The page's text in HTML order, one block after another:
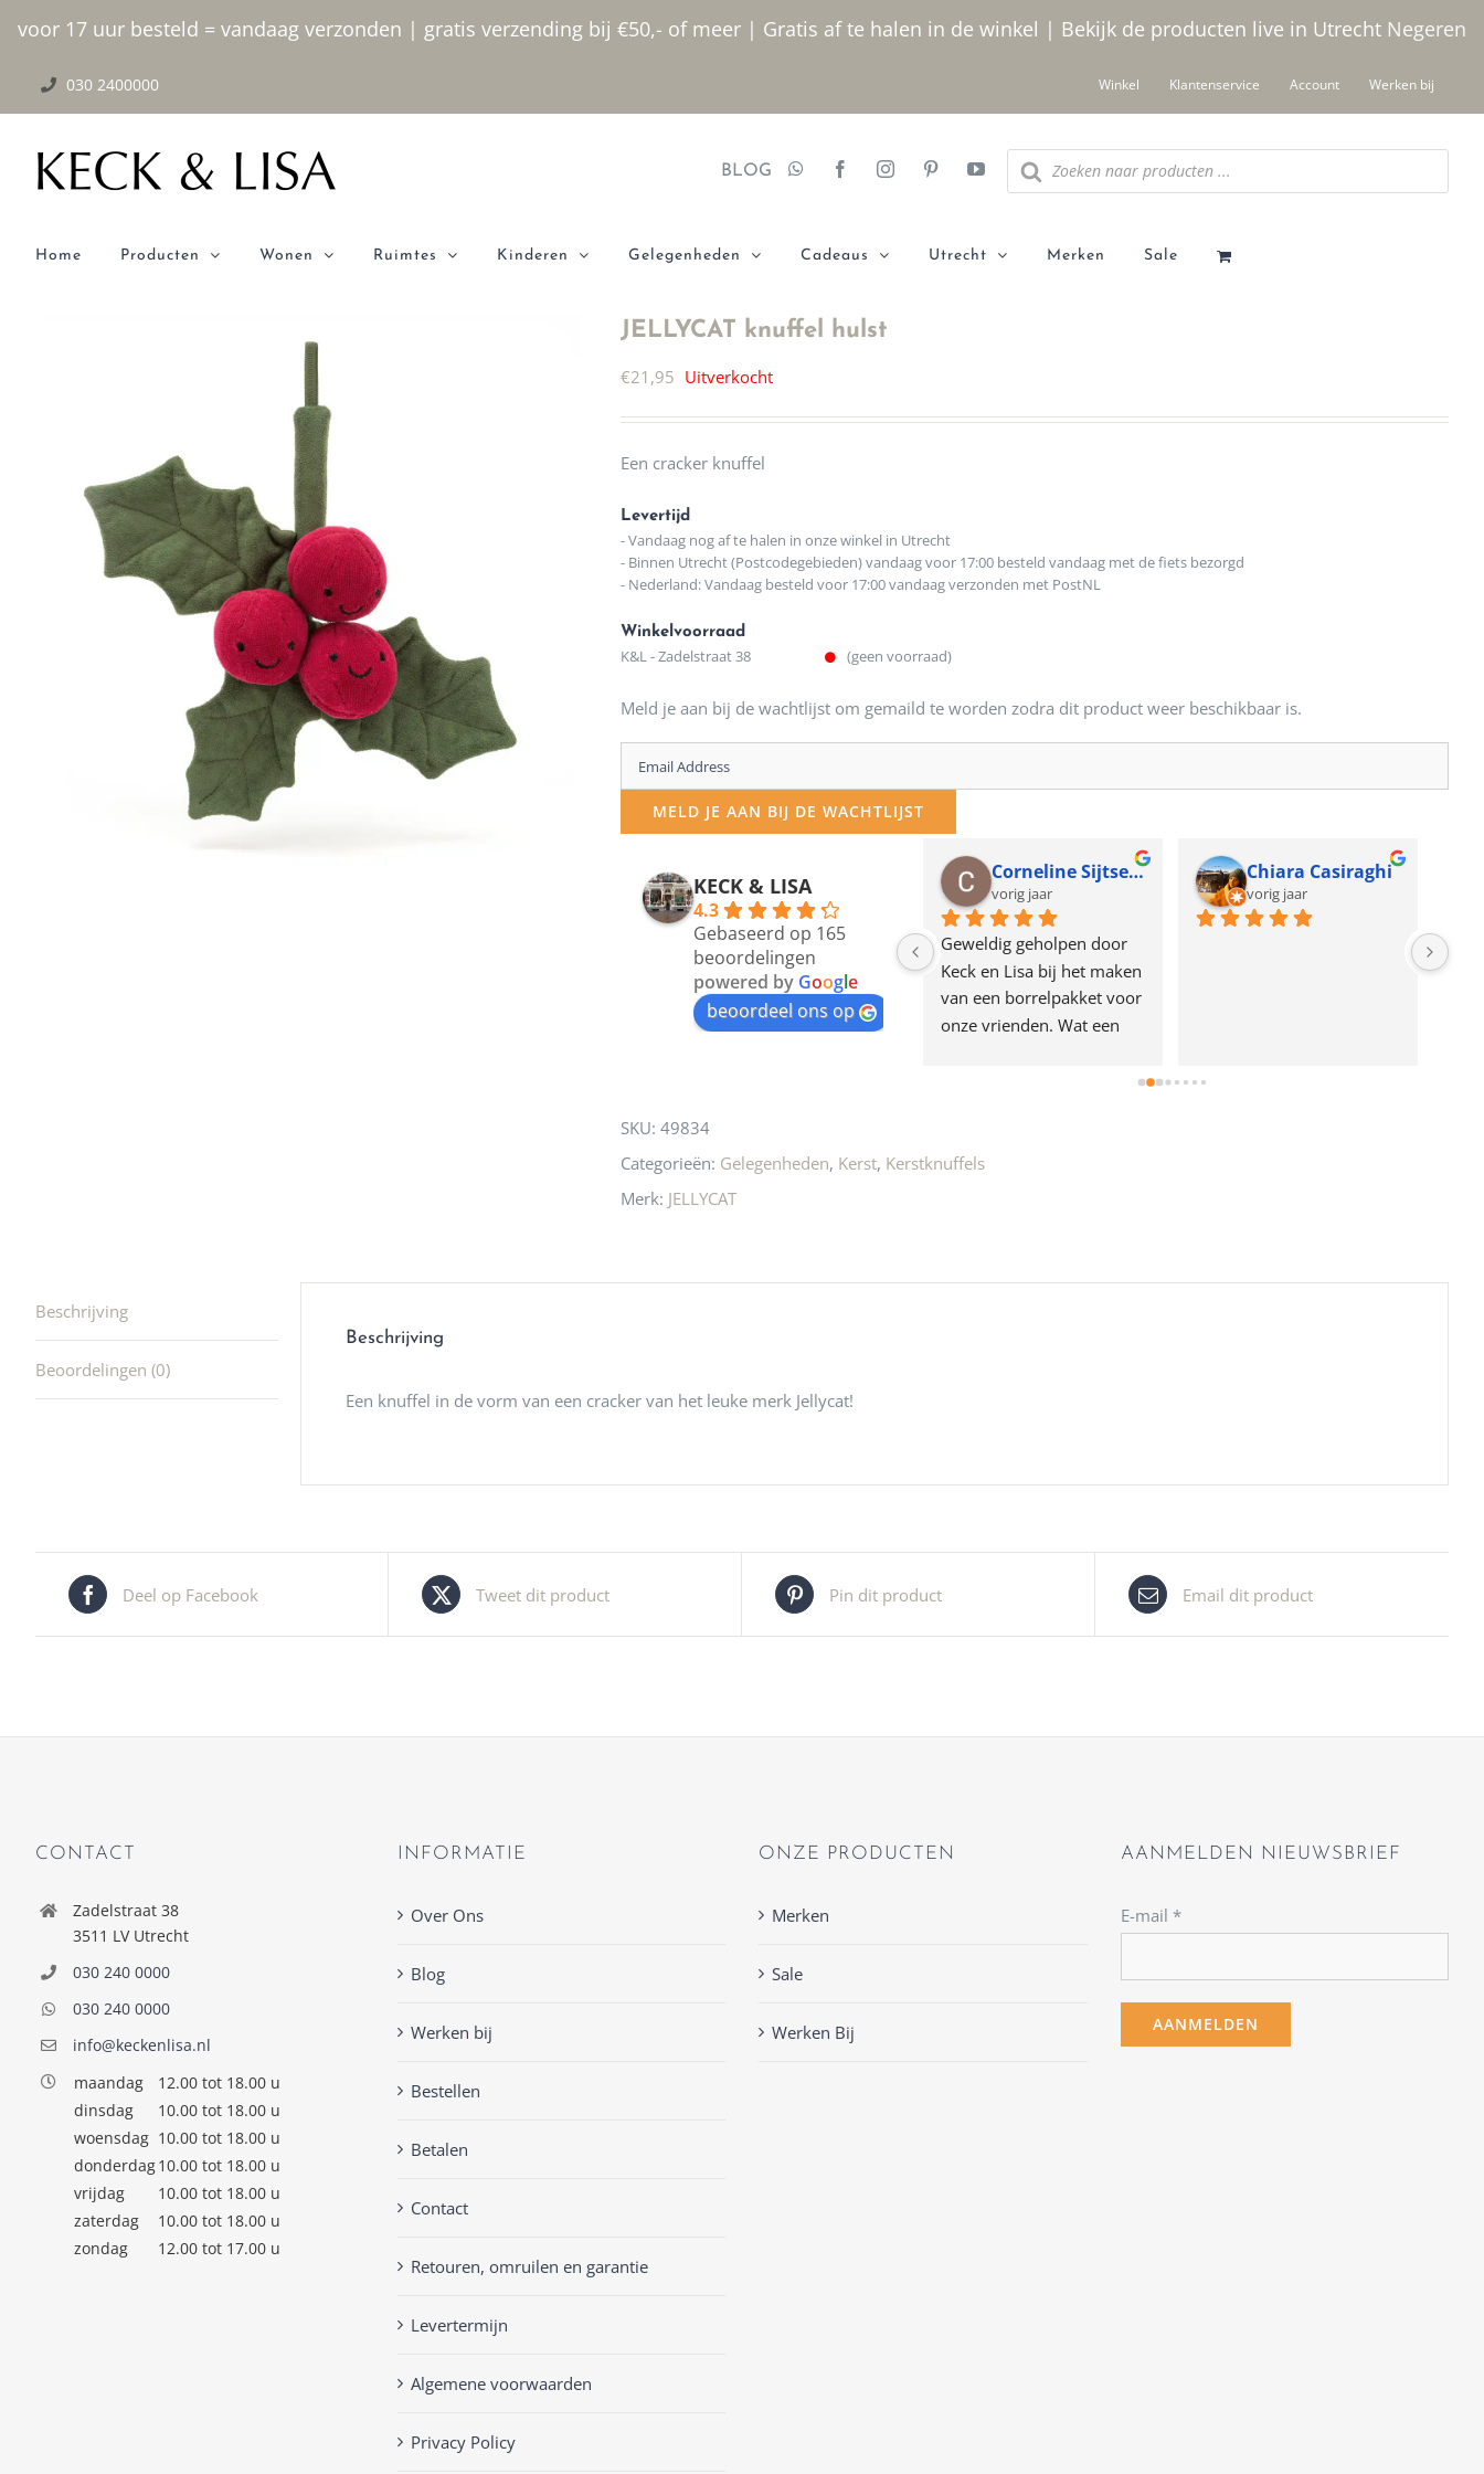
voor 17 uur besteld = vandaag verzonden | gratis verzending bij €50,- of meer | Gratis af te halen in de winkel | Bekijk de producten live in Utrecht Negeren
inhoud
030 2400000 Winkel Klantenservice Account Werken bij
BLOG
Producten
zoeken
Home Producten Wonen Ruimtes Kinderen Gelegenheden Cadeaus Utrecht Merken Sale
JELLYCAT knuffel hulst
€21,95 Uitverkocht
Een cracker knuffel
Levertijd
- Vandaag nog af te halen in onze winkel in Utrecht
- Binnen Utrecht (Postcodegebieden) vandaag voor 17:00 besteld vandaag met de fiets bezorgd
- Nederland: Vandaag besteld voor 17:00 vandaag verzonden met PostNL
Winkelvoorraad
K&L - Zadelstraat 38 (geen voorraad)
Meld je aan bij de wachtlijst om gemaild te worden zodra dit product weer beschikbaar is.
Enter
your
email
MELD JE AAN BIJ DE WACHTLIJST
KECK & LISA
4.3
Gebaseerd op 165
beoordelingen
powered by Google
beoordeel ons op
ook heel aardig en gezellig
12 maanden geleden
Waarom in hemelsnaam
de woonwinkel op de
klippen  laten lopen? Waar
moeten nu de design
Corneline Sijtsema
vorig jaar
Geweldig geholpen door
Keck en Lisa bij het maken
van een borrelpakket voor
onze vrienden. Wat een
Chiara Casiraghi
vorig jaar
SKU: 49834
Categorieën: Gelegenheden, Kerst, Kerstknuffels
Merk: JELLYCAT
Beschrijving
Beoordelingen (0)
Beschrijving
Een knuffel in de vorm van een cracker van het leuke merk Jellycat!
Deel op Facebook Tweet dit product Pin dit product Email dit product
CONTACT
Zadelstraat 38
3511 LV Utrecht
030 240 0000
030 240 0000
info@keckenlisa.nl
maandag
12.00 tot 18.00 u
dinsdag
10.00 tot 18.00 u
woensdag 10.00 tot 18.00 u
donderdag10.00 tot 18.00 u
vrijdag
10.00 tot 18.00 u
zaterdag
10.00 tot 18.00 u
zondag
12.00 tot 17.00 u
INFORMATIE
Over Ons
Blog
Werken bij
Bestellen
Betalen
Contact
Retouren, omruilen en garantie
Levertermijn
Algemene voorwaarden
Privacy Policy
ONZE PRODUCTEN
Merken
Sale
Werken Bij
AANMELDEN NIEUWSBRIEF
E-mail *